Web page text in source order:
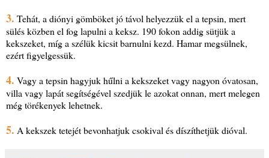
3. Tehát, a diónyi gömböket jó távol helyezzük el a tepsin, mert
sülés közben el fog lapulni a keksz. 190 fokon addig sütjük a
kekszeket, míg a szélük kicsit barnulni kezd. Hamar megsülnek,
ezért figyelgessük.
4. Vagy a tepsin hagyjuk hűlni a kekszeket vagy nagyon óvatosan,
villa vagy lapát segítségével szedjük le azokat onnan, mert melegen
még törékenyek lehetnek.
5. A kekszek tetejét bevonhatjuk csokival és díszíthetjük dióval.